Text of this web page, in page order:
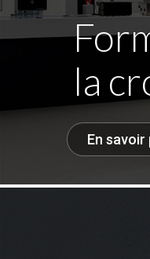
En savoir
la